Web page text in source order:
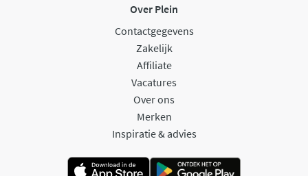
Over Plein
Contactgegevens
Zakelijk
Affiliate
Vacatures
Over ons
Merken
Inspiratie & advies